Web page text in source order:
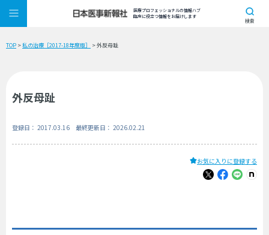
医療プロフェッショナルの情報ハブ
臨床に役立つ情報をお届けします
検索
TOP >私の治療［2017-18年度版］ > 外反母趾
外反母趾
登録日： 2017.03.16 最終更新日： 2026.02.21
お気に入りに登録する